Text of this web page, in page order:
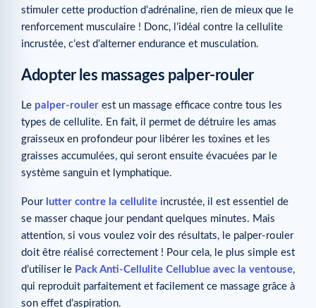
stimuler cette production d’adrénaline, rien de mieux que le
renforcement musculaire ! Donc, l’idéal contre la cellulite
incrustée, c’est d’alterner endurance et musculation.
Adopter les massages palper-rouler
Le palper-rouler est un massage efficace contre tous les
types de cellulite. En fait, il permet de détruire les amas
graisseux en profondeur pour libérer les toxines et les
graisses accumulées, qui seront ensuite évacuées par le
système sanguin et lymphatique.
Pour lutter contre la cellulite incrustée, il est essentiel de
se masser chaque jour pendant quelques minutes. Mais
attention, si vous voulez voir des résultats, le palper-rouler
doit être réalisé correctement ! Pour cela, le plus simple est
d’utiliser le Pack Anti-Cellulite Cellublue avec la ventouse,
qui reproduit parfaitement et facilement ce massage grâce à
son effet d’aspiration.